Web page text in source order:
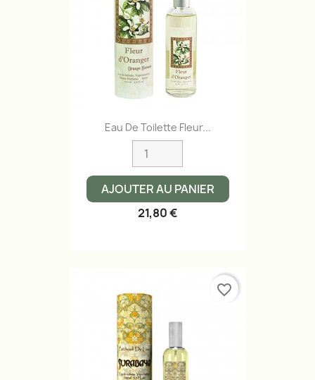
Eau De Toilette Fleur...
AJOUTER AU PANIER
21,80 €
favorite_border